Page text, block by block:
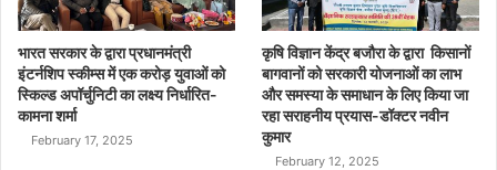
भारत सरकार के द्वारा प्रधानमंत्री
इंटर्नशिप स्कीम्स में एक करोड़ युवाओं को
स्किल्ड अपॉर्चुनिटी का लक्ष्य निर्धारित-
कामना शर्मा
February 17, 2025
कृषि विज्ञान केंद्र बजौरा के द्वारा किसानों
बागवानों को सरकारी योजनाओं का लाभ
और समस्या के समाधान के लिए किया जा
रहा सराहनीय प्रयास-डॉक्टर नवीन
कुमार
February 12, 2025